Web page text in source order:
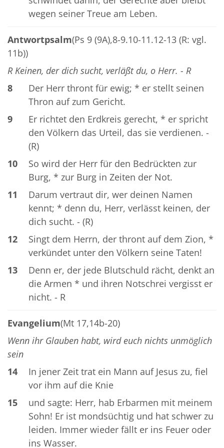
wegen seiner Treue am Leben.
Antwortpsalm(Ps 9 (9A),8-9.10-11.12-13 (R: vgl.
11b))
R Keinen, der dich sucht, verläßt du, o Herr. - R
8
Der Herr thront für ewig; * er stellt seinen
Thron auf zum Gericht.
9
Er richtet den Erdkreis gerecht, * er spricht
den Völkern das Urteil, das sie verdienen. -
(R)
10
So wird der Herr für den Bedrückten zur
Burg, * zur Burg in Zeiten der Not.
11
Darum vertraut dir, wer deinen Namen
kennt; * denn du, Herr, verlässt keinen, der
dich sucht. - (R)
12
Singt dem Herrn, der thront auf dem Zion, *
verkündet unter den Völkern seine Taten!
13
Denn er, der jede Blutschuld rächt, denkt an
die Armen * und ihren Notschrei vergisst er
nicht. - R
Evangelium(Mt 17,14b-20)
Wenn ihr Glauben habt, wird euch nichts unmöglich
sein
14
In jener Zeit trat ein Mann auf Jesus zu, fiel
vor ihm auf die Knie
15
und sagte: Herr, hab Erbarmen mit meinem
Sohn! Er ist mondsüchtig und hat schwer zu
leiden. Immer wieder fällt er ins Feuer oder
ins Wasser.